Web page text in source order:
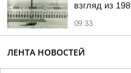
взгляд из
09:33
ЛЕНТА НОВОСТЕЙ